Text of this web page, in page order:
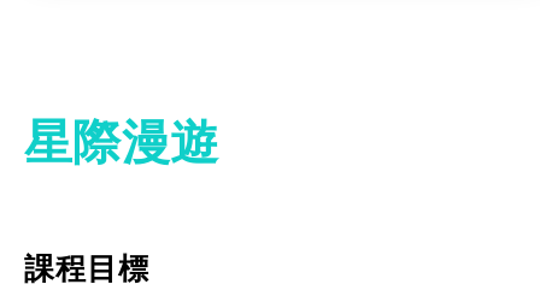
星際漫遊
課程目標